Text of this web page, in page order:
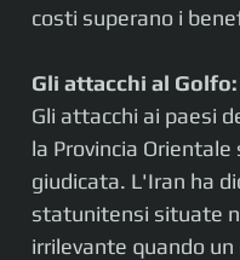
costi superano i
Gli attacchi al
Gli attacchi ai paesi
la Provincia
giudicata. L'Iran ha
statunitensi situate
irrilevante quando